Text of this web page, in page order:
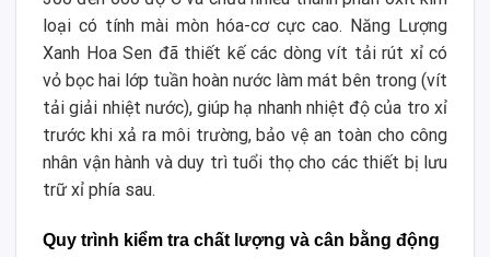
loại có tính mài mòn hóa-cơ cực cao. Năng Lượng
Xanh Hoa Sen đã thiết kế các dòng vít tải rút xỉ có
vỏ bọc hai lớp tuần hoàn nước làm mát bên trong (vít
tải giải nhiệt nước), giúp hạ nhanh nhiệt độ của tro xỉ
trước khi xả ra môi trường, bảo vệ an toàn cho công
nhân vận hành và duy trì tuổi thọ cho các thiết bị lưu
trữ xỉ phía sau.
Quy trình kiểm tra chất lượng và cân bằng động